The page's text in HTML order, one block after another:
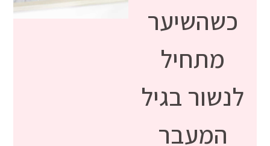
כשהשיער
מתחיל
לנשור בגיל
המעבר